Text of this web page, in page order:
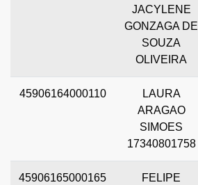
JACYLENE
GONZAGA DE
SOUZA
OLIVEIRA
45906164000110
LAURA
ARAGAO
SIMOES
17340801758
45906165000165
FELIPE